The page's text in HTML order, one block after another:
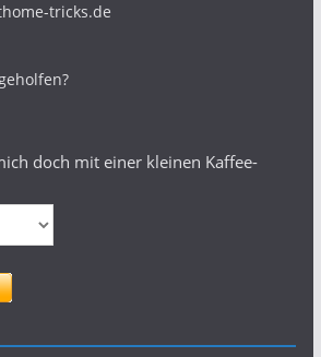
tricks.de
doch mit einer kleinen Kaffee-